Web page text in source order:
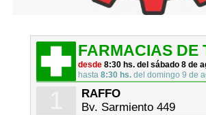
FARMACIAS DE
desde8:30 hs. del sábado 8 de
hasta8:30 hs. del domingo 9 de
RAFFO
Bv. Sarmiento 449